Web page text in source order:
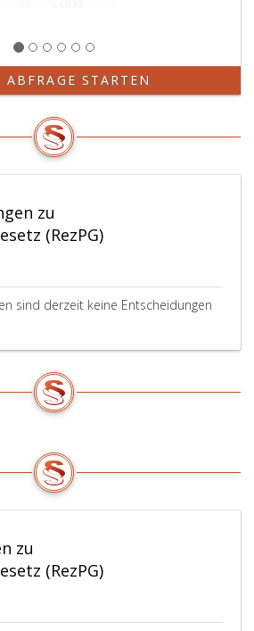
ABFRAGE STARTEN
zu
(RezPG)
sind derzeit keine Entscheidungen
zu
(RezPG)